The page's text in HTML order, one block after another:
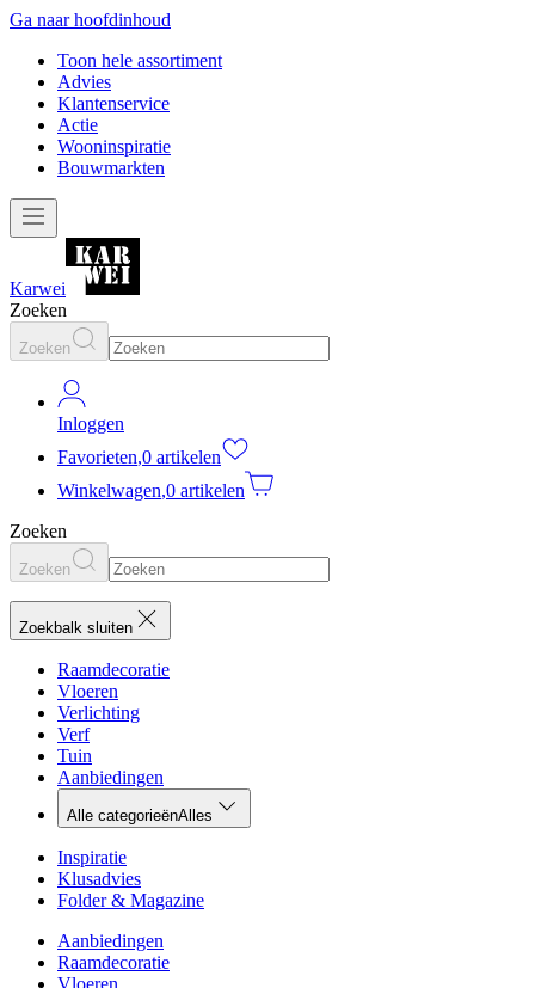
Ga naar hoofdinhoud
Toon hele assortiment
Advies
Klantenservice
Actie
Wooninspiratie
Bouwmarkten
Karwei
Zoeken
Zoeken
Inloggen
Favorieten,0 artikelen
Winkelwagen,0 artikelen
Zoeken
Zoeken
Zoekbalk sluiten
Raamdecoratie
Vloeren
Verlichting
Verf
Tuin
Aanbiedingen
Alle categorieënAlles
Inspiratie
Klusadvies
Folder & Magazine
Aanbiedingen
Raamdecoratie
Vloeren